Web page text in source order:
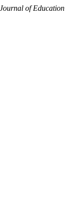
of Education